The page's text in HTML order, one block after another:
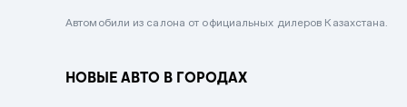
Вишневый
Автомобили из салона от официальных дилеров Казахстана.
НОВЫЕ АВТО В ГОРОДАХ